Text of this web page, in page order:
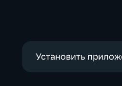
Установить